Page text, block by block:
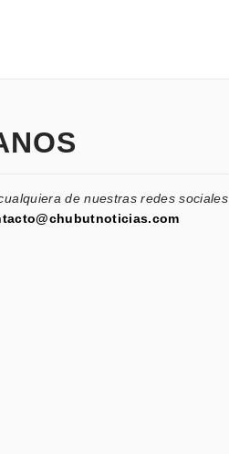
de nuestras redes sociales